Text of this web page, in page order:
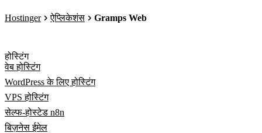
Hostinger ऐप्लिकेशंस Gramps Web
होस्टिंग
वेब होस्टिंग
WordPress के लिए होस्टिंग
VPS होस्टिंग
सेल्फ-होस्टेड n8n
बिज़नेस ईमेल